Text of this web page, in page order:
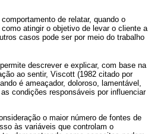
de relatar, quando o
atingir o objetivo de levar o cliente a
casos pode ser por meio do trabalho
descrever e explicar, com base na
ao sentir, Viscott (1982 citado por
é ameaçador, doloroso, lamentável,
condições responsáveis por influenciar
o maior número de fontes de
às variáveis que controlam o